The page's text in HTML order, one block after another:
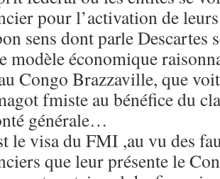
pour l’activation de
sens dont parle Descartes
modèle économique
Congo Brazzaville, que
fmiste au bénéfice du
générale…
le visa du FMI ,au vu des
que leur présente le